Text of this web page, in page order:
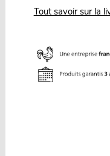
Tout savoir sur la